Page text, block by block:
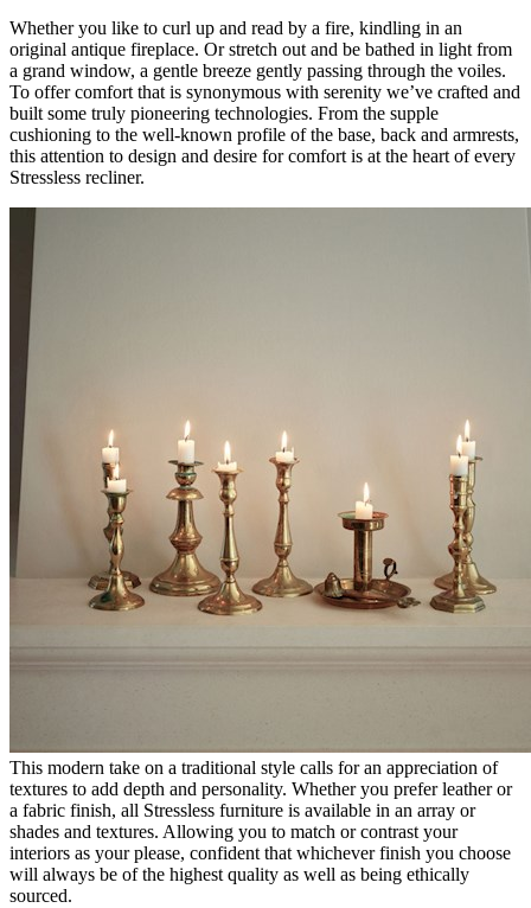
Whether you like to curl up and read by a fire, kindling in an
original antique fireplace. Or stretch out and be bathed in light from
a grand window, a gentle breeze gently passing through the voiles.
To offer comfort that is synonymous with serenity we’ve crafted and
built some truly pioneering technologies. From the supple
cushioning to the well-known profile of the base, back and armrests,
this attention to design and desire for comfort is at the heart of every
Stressless recliner. ​
This modern take on a traditional style calls for an appreciation of
textures to add depth and personality. Whether you prefer leather or
a fabric finish, all Stressless furniture is available in an array or
shades and textures. Allowing you to match or contrast your
interiors as your please, confident that whichever finish you choose
will always be of the highest quality as well as being ethically
sourced.